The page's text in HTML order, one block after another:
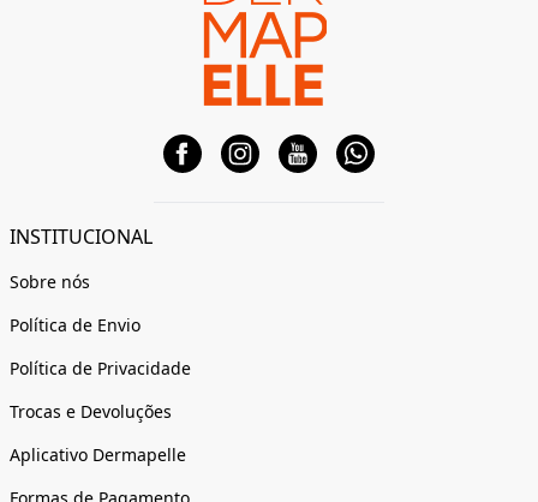
INSTITUCIONAL
Sobre nós
Política de Envio
Política de Privacidade
Trocas e Devoluções
Aplicativo Dermapelle